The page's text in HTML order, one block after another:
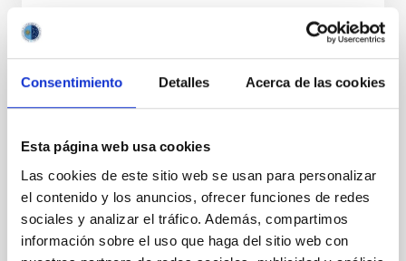
Consentimiento Detalles Acerca de las cookies
Esta página web usa cookies
Las cookies de este sitio web se usan para personalizar
el contenido y los anuncios, ofrecer funciones de redes
sociales y analizar el tráfico. Además, compartimos
información sobre el uso que haga del sitio web con
Acuerdo para la instalación del Telescopio
de Treinta Metros (TMT) en el
Observatorio del Roque de los Muchachos
entre el IAC y el TMT International
Observatory LLC
Regular las condiciones para la instalación del TMT
en el ORM, su futura operación y, cuando así se
decida de mutuo acuerdo, su demolición, retirada y
restauración del emplazamiento